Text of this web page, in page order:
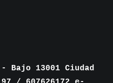
Bajo 13001 Ciudad